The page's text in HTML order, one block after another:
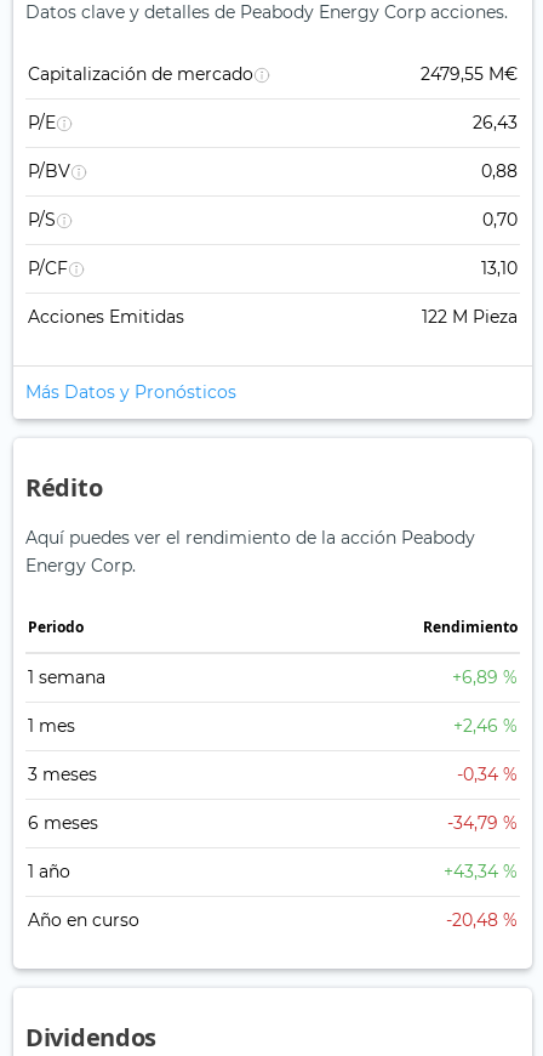
Datos clave y detalles de Peabody Energy Corp acciones.
Capitalización de mercado 2479,55 M€
P/E 26,43
P/BV 0,88
P/S 0,70
P/CF 13,10
Acciones Emitidas 122 M Pieza
Más Datos y Pronósticos
Rédito
Aquí puedes ver el rendimiento de la acción Peabody
Energy Corp.
Periodo Rendimiento
1 semana +6,89 %
1 mes +2,46 %
3 meses -0,34 %
6 meses -34,79 %
1 año +43,34 %
Año en curso -20,48 %
Dividendos